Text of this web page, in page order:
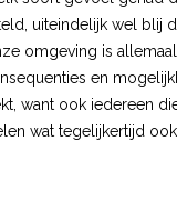
uiteindelijk wel blij
omgeving is
en
want ook iedereen
wat tegelijkertijd